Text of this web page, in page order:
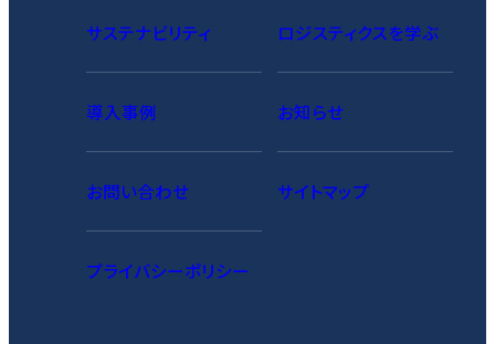
サステナビリティ ロジスティクスを学ぶ
導入事例 お知らせ
お問い合わせ サイトマップ
プライバシーポリシー